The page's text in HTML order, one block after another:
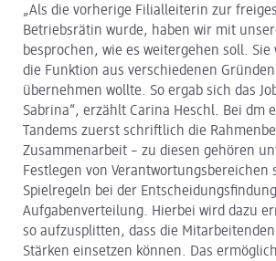
„Als die vorherige Filialleiterin zur
Betriebsrätin wurde, haben wir mit
besprochen, wie es weitergehen soll. Sie
die Funktion aus verschiedenen
übernehmen wollte. So ergab sich das
Sabrina“, erzählt Carina Heschl. Bei dm
Tandems zuerst schriftlich die
Zusammenarbeit – zu diesen gehören
Festlegen von Verantwortungsbereichen
Spielregeln bei der
Aufgabenverteilung. Hierbei wird dazu
so aufzusplitten, dass die
Stärken einsetzen können. Das